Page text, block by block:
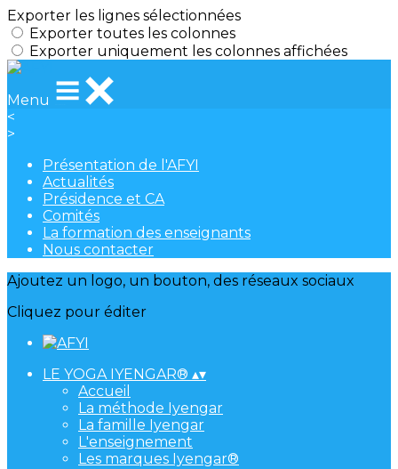
Exporter les lignes sélectionnées
Exporter toutes les colonnes
Exporter uniquement les colonnes affichées
Menu
<
>
Présentation de l'AFYI
Actualités
Présidence et CA
Comités
La formation des enseignants
Nous contacter
Ajoutez un logo, un bouton, des réseaux sociaux
Cliquez pour éditer
LE YOGA IYENGAR® ▴▾
Accueil
La méthode Iyengar
La famille Iyengar
L'enseignement
Les marques Iyengar®